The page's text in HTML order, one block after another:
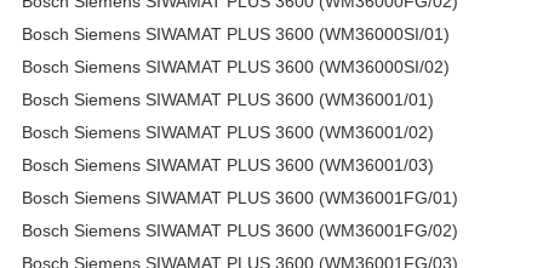
Bosch Siemens SIWAMAT PLUS 3600 (WM36000SI/01)
Bosch Siemens SIWAMAT PLUS 3600 (WM36000SI/02)
Bosch Siemens SIWAMAT PLUS 3600 (WM36001/01)
Bosch Siemens SIWAMAT PLUS 3600 (WM36001/02)
Bosch Siemens SIWAMAT PLUS 3600 (WM36001/03)
Bosch Siemens SIWAMAT PLUS 3600 (WM36001FG/01)
Bosch Siemens SIWAMAT PLUS 3600 (WM36001FG/02)
Bosch Siemens SIWAMAT PLUS 3600 (WM36001FG/03)